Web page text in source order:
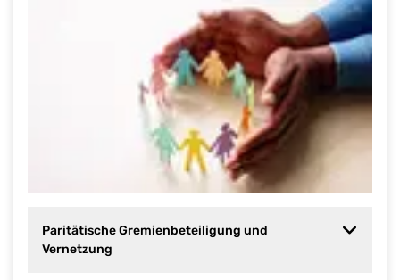
Paritätische Gremienbeteiligung und
Vernetzung